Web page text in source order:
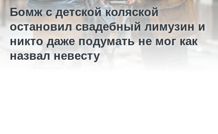
Бомж с детской коляской
остановил свадебный лимузин и
никто даже подумать не мог как
назвал невесту